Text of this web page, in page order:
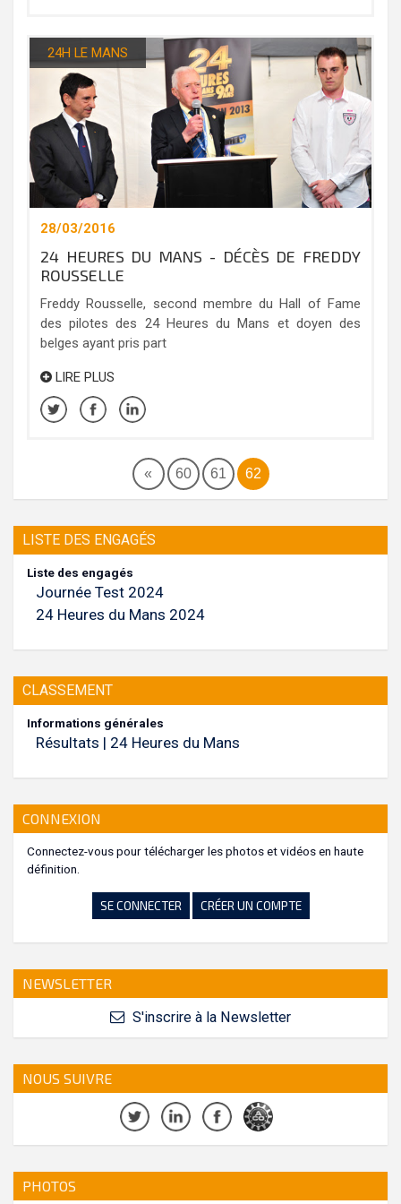
24H LE MANS
28/03/2016
24 HEURES DU MANS - DÉCÈS DE FREDDY
ROUSSELLE
Freddy Rousselle, second membre du Hall of Fame
des pilotes des 24 Heures du Mans et doyen des
belges ayant pris part
LIRE PLUS
« 60 61 62
LISTE DES ENGAGÉS
Liste des engagés
Journée Test 2024
24 Heures du Mans 2024
CLASSEMENT
Informations générales
Résultats | 24 Heures du Mans
CONNEXION
Connectez-vous pour télécharger les photos et vidéos en haute
définition.
SE CONNECTER CRÉER UN COMPTE
NEWSLETTER
S'inscrire à la Newsletter
NOUS SUIVRE
PHOTOS